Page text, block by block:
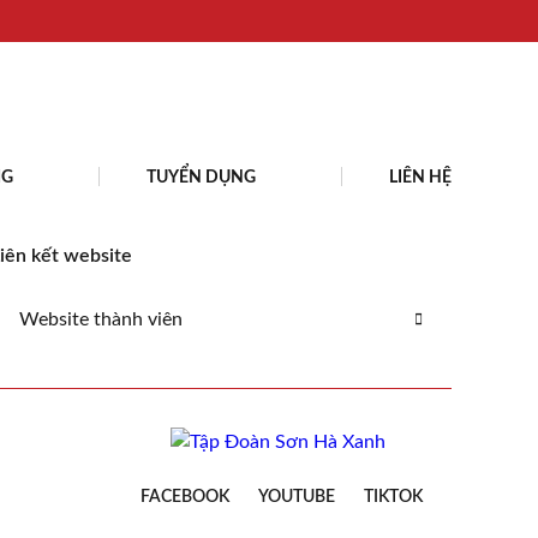
TUYỂN DỤNG LIÊN HỆ
kết website
Website thành viên
FACEBOOK YOUTUBE TIKTOK